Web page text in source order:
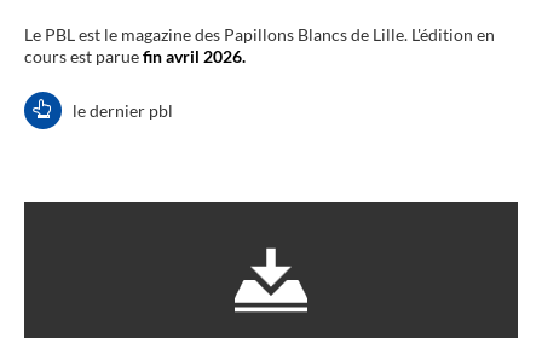
Le PBL est le magazine des Papillons Blancs de Lille. L'édition en
cours est paruefin avril 2026.
le dernier pbl